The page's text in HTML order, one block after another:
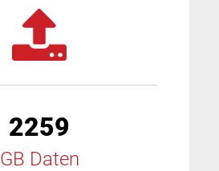
2259
GB Daten